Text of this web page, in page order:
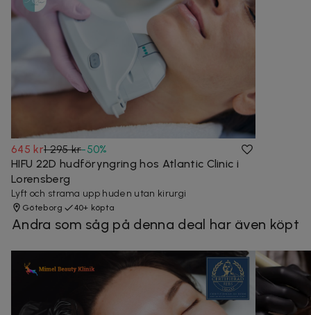
645 kr1 295 kr-50%
HIFU 22D hudföryngring hos Atlantic Clinic i
Lorensberg
Lyft och strama upp huden utan kirurgi
Göteborg 40+ köpta
Andra som såg på denna deal har även köpt